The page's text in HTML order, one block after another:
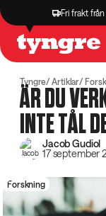
Fri frakt
Butik Recept
Tyngre Artiklar
ÄR DU
INTE TÅL
Jacob Gudiol
17 september
Forskning